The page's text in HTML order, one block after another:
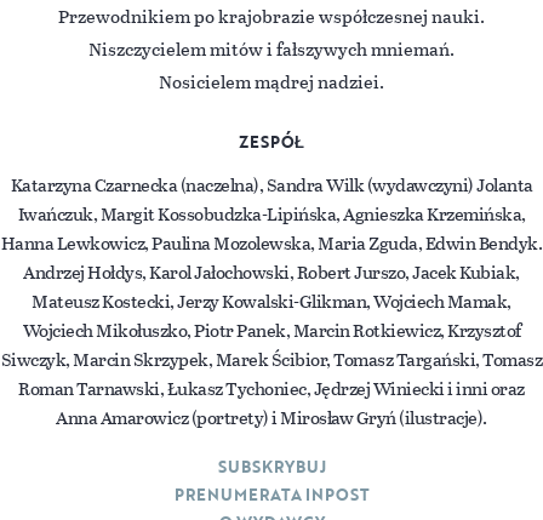
Przewodnikiem po krajobrazie współczesnej nauki.
Niszczycielem mitów i fałszywych mniemań.
Nosicielem mądrej nadziei.
ZESPÓŁ
Katarzyna Czarnecka (naczelna), Sandra Wilk (wydawczyni) Jolanta
Iwańczuk, Margit Kossobudzka-Lipińska, Agnieszka Krzemińska,
Hanna Lewkowicz, Paulina Mozolewska, Maria Zguda, Edwin Bendyk.
Andrzej Hołdys, Karol Jałochowski, Robert Jurszo, Jacek Kubiak,
Mateusz Kostecki, Jerzy Kowalski-Glikman, Wojciech Mamak,
Wojciech Mikołuszko, Piotr Panek, Marcin Rotkiewicz, Krzysztof
Siwczyk, Marcin Skrzypek, Marek Ścibior, Tomasz Targański, Tomasz
Roman Tarnawski, Łukasz Tychoniec, Jędrzej Winiecki i inni oraz
Anna Amarowicz (portrety) i Mirosław Gryń (ilustracje).
SUBSKRYBUJ
PRENUMERATA INPOST